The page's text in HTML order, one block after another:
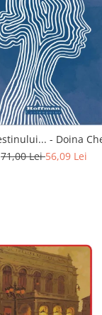
In calea destinului... -
71,00 Lei56,09 Lei